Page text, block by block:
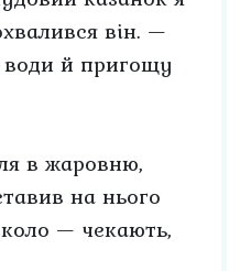
він. —
й пригощу
в жаровню,
на нього
— чекають,